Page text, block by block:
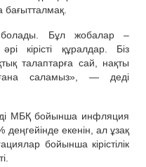
бағытталмақ.
Бұл жобалар –
кірісті құралдар. Біз
талаптарға сай, нақты
ғана саламыз», — деді
МБҚ бойынша инфляция
екенін, ал ұзақ
бойынша кірістілік